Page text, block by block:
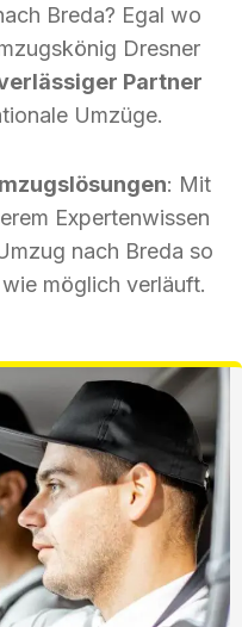
Breda? Egal wo
Dresner
Partner
Umzüge.
: Mit
Expertenwissen
nach Breda so
möglich verläuft.